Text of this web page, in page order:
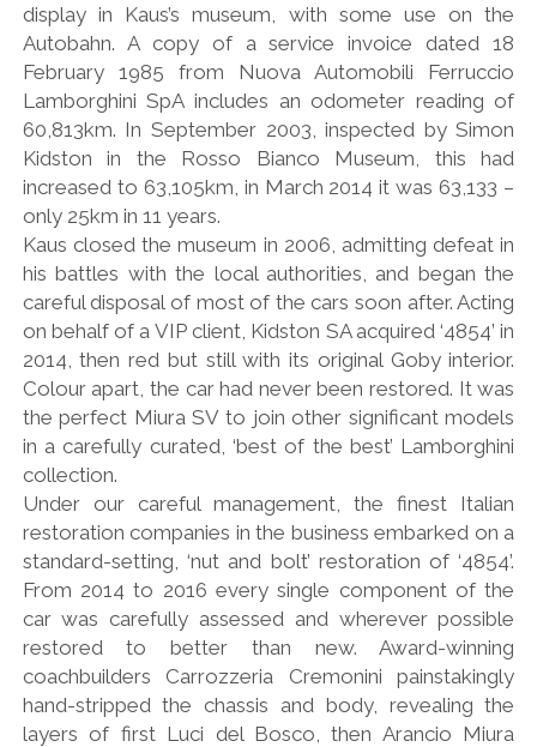
display in Kaus’s museum, with some use on the
Autobahn. A copy of a service invoice dated 18
February 1985 from Nuova Automobili Ferruccio
Lamborghini SpA includes an odometer reading of
60,813km. In September 2003, inspected by Simon
Kidston in the Rosso Bianco Museum, this had
increased to 63,105km, in March 2014 it was 63,133 –
only 25km in 11 years.
Kaus closed the museum in 2006, admitting defeat in
his battles with the local authorities, and began the
careful disposal of most of the cars soon after. Acting
on behalf of a VIP client, Kidston SA acquired ‘4854’ in
2014, then red but still with its original Goby interior.
Colour apart, the car had never been restored. It was
the perfect Miura SV to join other significant models
in a carefully curated, ‘best of the best’ Lamborghini
collection.
Under our careful management, the finest Italian
restoration companies in the business embarked on a
standard-setting, ‘nut and bolt’ restoration of ‘4854’.
From 2014 to 2016 every single component of the
car was carefully assessed and wherever possible
restored to better than new. Award-winning
coachbuilders Carrozzeria Cremonini painstakingly
hand-stripped the chassis and body, revealing the
layers of first Luci del Bosco, then Arancio Miura